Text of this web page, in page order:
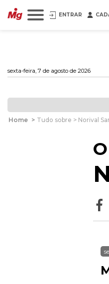
ENTRAR
sexta-feira, 7 de agosto de 2026
Home > Tudo sobre > Norival